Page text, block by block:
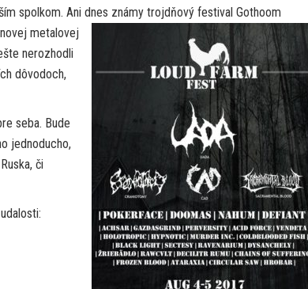
spolkom. Ani dnes známy trojdňový festival Gothoom
metalovej
nerozhodli
dôvodoch,
seba. Bude
jednoducho,
či